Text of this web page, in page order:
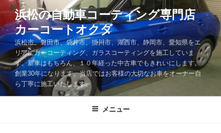
ン
テ
ン
ツ
へ
ス
キ
浜松の自動車コーティング専門店
カーコートオクダ
浜松市、磐田市、袋井市、掛川市、湖西市、静岡市、愛知県をエ
リアにカーコーティング、ガラスコーティングを施工していま
す。新車はもちろん、１０年経った中古車でもきれいにします。
創業30年になります。当店ではお客様の大切なお車をオーナー自
ら丁寧に施工いたします。
メニュー